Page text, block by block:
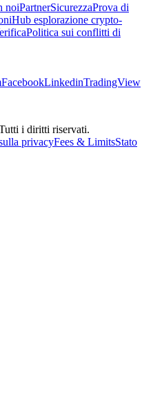
noiPartnerSicurezzaProva di
Hub esplorazione crypto-
Politica sui conflitti di
FacebookLinkedinTradingView
i diritti riservati.
privacyFees & LimitsStato